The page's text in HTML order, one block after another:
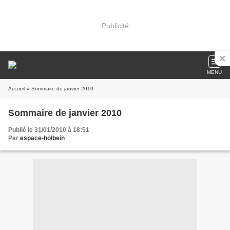
Publicité
MENU
Accueil » Sommaire de janvier 2010
Sommaire de janvier 2010
Publié le 31/01/2010 à 18:51
Par espace-holbein